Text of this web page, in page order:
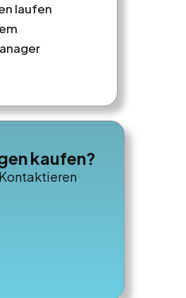
laufen
kaufen?